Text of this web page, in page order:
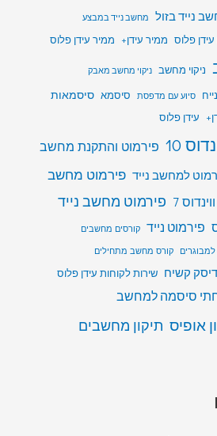
נייד בזול מחשב נייד במבצע
ממיר עידן+ ממיר עידן פלוס
ניקוי מחשב ניקוי מחשב מאבק
סיוע עם מדפסת סיסמא סיסמאות
עידן פלוס
10 פירמוט והתקנת מחשב
למחשב נייד פירמוט מחשב
7
פירמוט מחשב נייד
פירמוט נייד קורסים מחשבים
קורס מחשב מתחילים
קשיח שירות לקוחות עידן פלוס
סיסמה למחשב
אופיס תיקון מחשבים